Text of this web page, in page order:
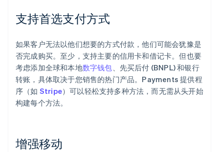
支持首选支付方式
如果客户无法以他们想要的方式付款，他们可能会犹豫是
否完成购买。至少，支持主要的信用卡和借记卡。但也要
考虑添加全球和本地数字钱包、先买后付 (BNPL) 和银行
转账，具体取决于您销售的热门产品。Payments 提供程
序（如 Stripe）可以轻松支持多种方法，而无需从头开始
构建每个方法。
增强移动